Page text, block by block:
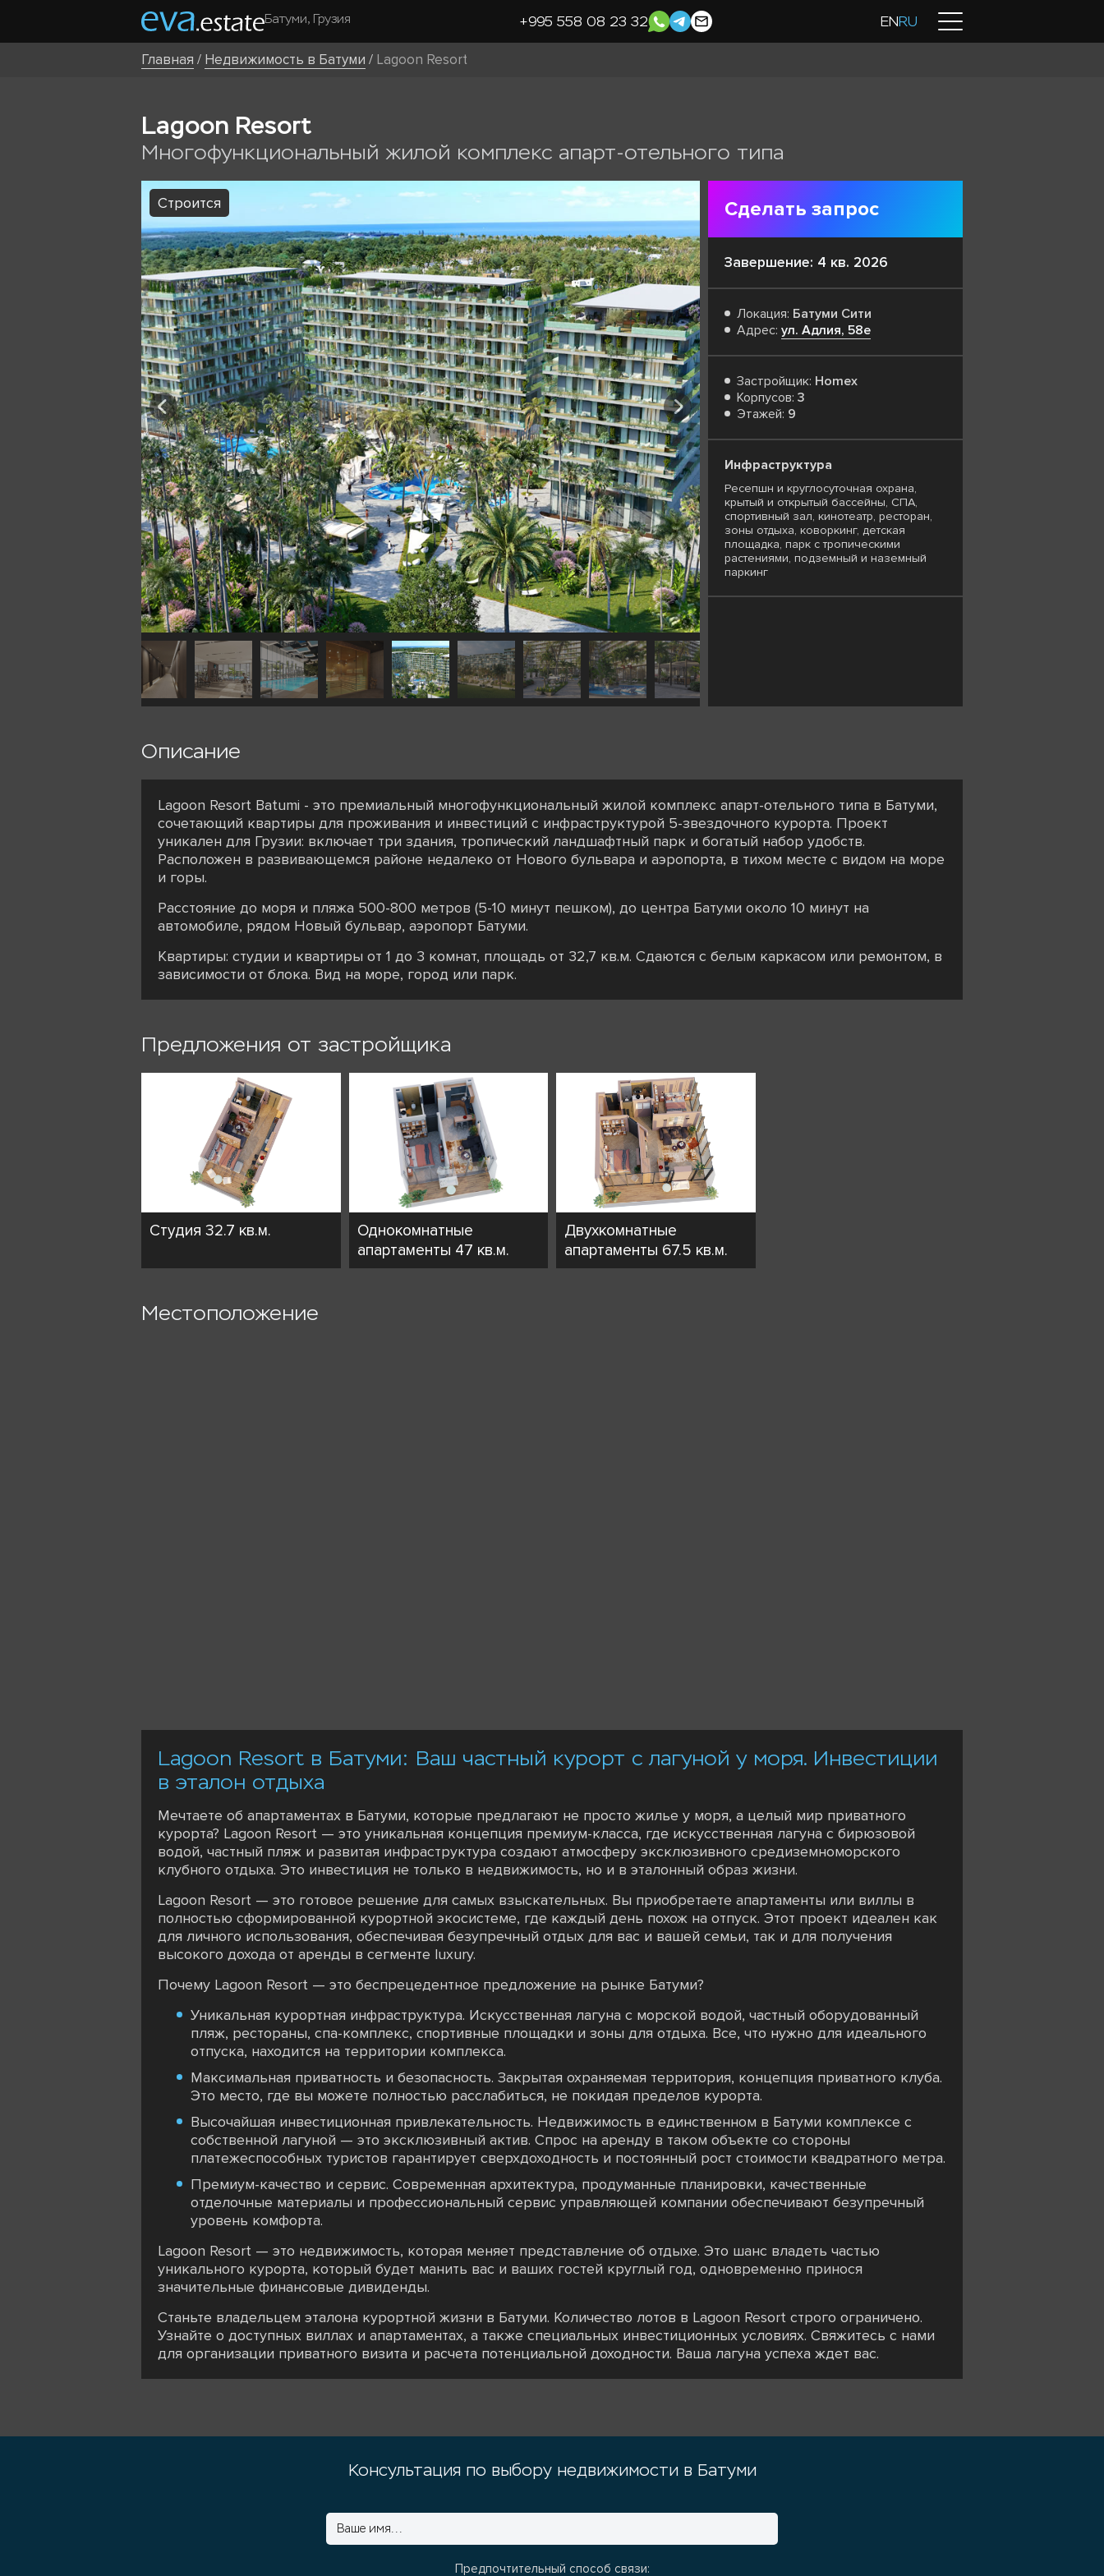
Батуми, Грузия +995 558 08 23 32 ENRU
Главная / Недвижимость в Батуми / Lagoon Resort
Lagoon Resort
Многофункциональный жилой комплекс апарт-отельного типа
Строится Сделать запрос
Завершение: 4 кв. 2026
Локация: Батуми Сити
Адрес: ул. Адлия, 58е
Застройщик: Homex
Корпусов: 3
Этажей: 9
Инфраструктура
Ресепшн и круглосуточная охрана,
крытый и открытый бассейны, СПА,
спортивный зал, кинотеатр, ресторан,
зоны отдыха, коворкинг, детская
площадка, парк с тропическими
растениями, подземный и наземный
паркинг
Описание
Lagoon Resort Batumi - это премиальный многофункциональный жилой комплекс апарт-отельного типа в Батуми,
сочетающий квартиры для проживания и инвестиций с инфраструктурой 5-звездочного курорта. Проект
уникален для Грузии: включает три здания, тропический ландшафтный парк и богатый набор удобств.
Расположен в развивающемся районе недалеко от Нового бульвара и аэропорта, в тихом месте с видом на море
и горы.
Расстояние до моря и пляжа 500-800 метров (5-10 минут пешком), до центра Батуми около 10 минут на
автомобиле, рядом Новый бульвар, аэропорт Батуми.
Квартиры: студии и квартиры от 1 до 3 комнат, площадь от 32,7 кв.м. Сдаются с белым каркасом или ремонтом, в
зависимости от блока. Вид на море, город или парк.
Предложения от застройщика
Студия 32.7 кв.м.
Однокомнатные
апартаменты 47 кв.м.
Двухкомнатные
апартаменты 67.5 кв.м.
Местоположение
Lagoon Resort в Батуми: Ваш частный курорт с лагуной у моря. Инвестиции
в эталон отдыха
Мечтаете об апартаментах в Батуми, которые предлагают не просто жилье у моря, а целый мир приватного
курорта? Lagoon Resort — это уникальная концепция премиум-класса, где искусственная лагуна с бирюзовой
водой, частный пляж и развитая инфраструктура создают атмосферу эксклюзивного средиземноморского
клубного отдыха. Это инвестиция не только в недвижимость, но и в эталонный образ жизни.
Lagoon Resort — это готовое решение для самых взыскательных. Вы приобретаете апартаменты или виллы в
полностью сформированной курортной экосистеме, где каждый день похож на отпуск. Этот проект идеален как
для личного использования, обеспечивая безупречный отдых для вас и вашей семьи, так и для получения
высокого дохода от аренды в сегменте luxury.
Почему Lagoon Resort — это беспрецедентное предложение на рынке Батуми?
Уникальная курортная инфраструктура. Искусственная лагуна с морской водой, частный оборудованный
пляж, рестораны, спа-комплекс, спортивные площадки и зоны для отдыха. Все, что нужно для идеального
отпуска, находится на территории комплекса.
Максимальная приватность и безопасность. Закрытая охраняемая территория, концепция приватного клуба.
Это место, где вы можете полностью расслабиться, не покидая пределов курорта.
Высочайшая инвестиционная привлекательность. Недвижимость в единственном в Батуми комплексе с
собственной лагуной — это эксклюзивный актив. Спрос на аренду в таком объекте со стороны
платежеспособных туристов гарантирует сверхдоходность и постоянный рост стоимости квадратного метра.
Премиум-качество и сервис. Современная архитектура, продуманные планировки, качественные
отделочные материалы и профессиональный сервис управляющей компании обеспечивают безупречный
уровень комфорта.
Lagoon Resort — это недвижимость, которая меняет представление об отдыхе. Это шанс владеть частью
уникального курорта, который будет манить вас и ваших гостей круглый год, одновременно принося
значительные финансовые дивиденды.
Станьте владельцем эталона курортной жизни в Батуми. Количество лотов в Lagoon Resort строго ограничено.
Узнайте о доступных виллах и апартаментах, а также специальных инвестиционных условиях. Свяжитесь с нами
для организации приватного визита и расчета потенциальной доходности. Ваша лагуна успеха ждет вас.⁠
Консультация по выбору недвижимости в Батуми
Предпочтительный способ связи: